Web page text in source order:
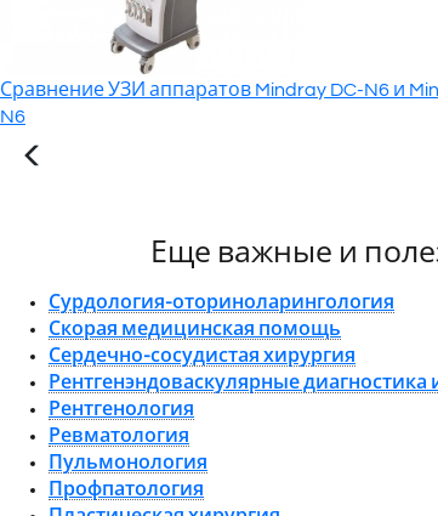
Сравнение УЗИ аппаратов Mindray DC-N6 и
N6
Еще важные и
Сурдология-оториноларингология
Скорая медицинская помощь
Сердечно-сосудистая хирургия
Рентгенэндоваскулярные диагностика
Рентгенология
Ревматология
Пульмонология
Профпатология